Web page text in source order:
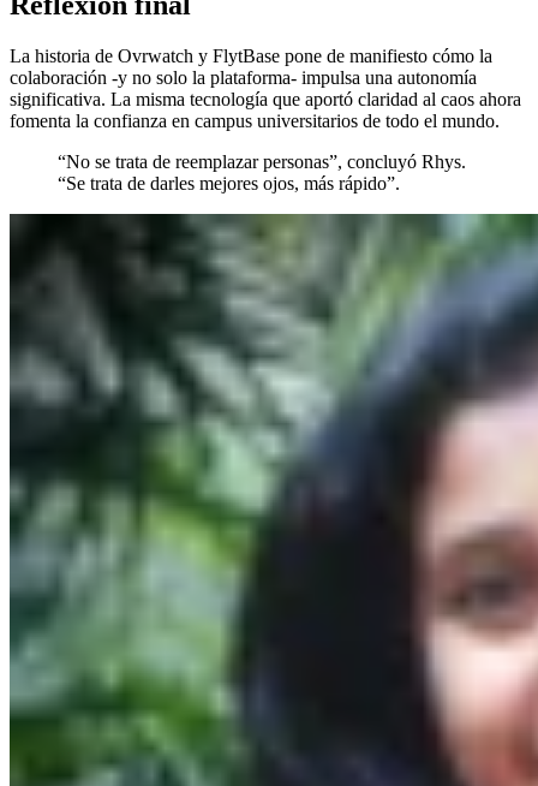
La historia de Ovrwatch y FlytBase pone de manifiesto cómo la
colaboración -y no solo la plataforma- impulsa una autonomía
significativa. La misma tecnología que aportó claridad al caos ahora
fomenta la confianza en campus universitarios de todo el mundo.
“No se trata de reemplazar personas”, concluyó Rhys.
“Se trata de darles mejores ojos, más rápido”.